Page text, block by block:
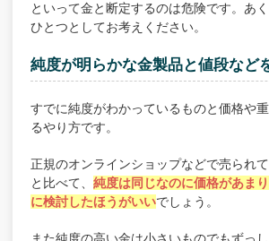
といって金と断定するのは危険です。あ
ひとつとしてお考えください。
純度が明らかな金製品と値段など
すでに純度がわかっているものと価格や
るやり方です。
正規のオンラインショップなどで売られ
と比べて、 純度は同じなのに価格があま
に検討したほうがいいでしょう。